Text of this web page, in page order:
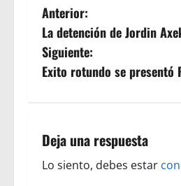
N
a
v
g
a
Anterior:
La detención de Jordin
Siguiente:
Exito rotundo se presentó
Deja una respuesta
Lo siento, debes estar